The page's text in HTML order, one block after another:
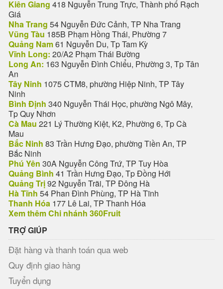
Kiên Giang 418 Nguyễn Trung Trực, Thành phố Rạch
Giá
Nha Trang 54 Nguyễn Đức Cảnh, TP Nha Trang
Vũng Tàu 185B Phạm Hồng Thái, Phường 7
Quảng Nam61 Nguyễn Du, Tp Tam Kỳ
Vĩnh Long: 20/A2 Phạm Thái Bường
Long An: 163 Nguyễn Đình Chiểu, Phường 3, Tp Tân
An
Tây Ninh 1075 CTM8, phường Hiệp Ninh, TP Tây
Ninh
Bình Định 340 Nguyễn Thái Học, phường Ngô Mây,
Tp Quy Nhơn
Cà Mau 221 Lý Thường Kiệt, K2, Phường 6, Tp Cà
Mau
Bắc Ninh 83 Trần Hưng Đạo, phường Tiền An, TP
Bắc Ninh
Phú Yên 30A Nguyễn Công Trứ, TP Tuy Hòa
Quảng Bình 41 Trần Hưng Đạo, Tp Đồng Hới
Quảng Trị92 Nguyễn Trãi, TP Đông Hà
Hà Tĩnh 54 Phan Đình Phùng, TP Hà Tĩnh
Thanh Hóa 177 Lê Lai, TP Thanh Hóa
Xem thêm Chi nhánh 360Fruit
TRỢ GIÚP
Đặt hàng và thanh toán qua web
Quy định giao hàng
Tuyển dụng